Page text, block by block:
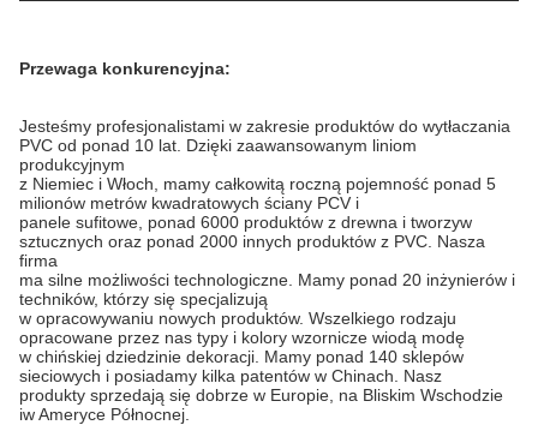
Przewaga konkurencyjna:
Jesteśmy profesjonalistami w zakresie produktów do wytłaczania
PVC od ponad 10 lat. Dzięki zaawansowanym liniom
produkcyjnym
z Niemiec i Włoch, mamy całkowitą roczną pojemność ponad 5
milionów metrów kwadratowych ściany PCV i
panele sufitowe, ponad 6000 produktów z drewna i tworzyw
sztucznych oraz ponad 2000 innych produktów z PVC. Nasza
firma
ma silne możliwości technologiczne. Mamy ponad 20 inżynierów i
techników, którzy się specjalizują
w opracowywaniu nowych produktów. Wszelkiego rodzaju
opracowane przez nas typy i kolory wzornicze wiodą modę
w chińskiej dziedzinie dekoracji. Mamy ponad 140 sklepów
sieciowych i posiadamy kilka patentów w Chinach.
Nasz
produkty sprzedają się dobrze w Europie, na Bliskim Wschodzie
iw Ameryce Północnej.